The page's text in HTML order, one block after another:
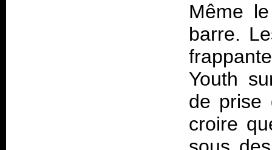
Même
barre.
Youth
de prise
croire